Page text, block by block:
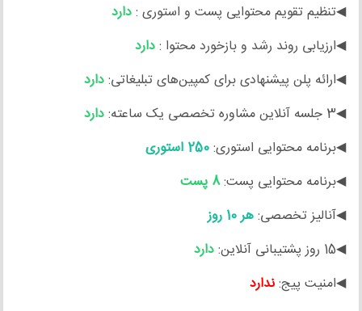
◀تنظیم تقویم محتوایی پست و استوری :دارد
◀ارزیابی روند رشد و بازخورد محتوا :دارد
◀ارائه پلن پیشنهادی برای کمپین‌های تبلیغاتی:دارد
◀3 جلسه آنلاین مشاوره تخصصی یک ساعته:
دارد
◀برنامه محتوایی استوری:250 استوری
◀برنامه محتوایی پست:8 پست
◀آنالیز تخصصی:هر 10 روز
◀15 روز پشتیبانی آنلاین:
دارد
◀امنیت پیج:ندارد